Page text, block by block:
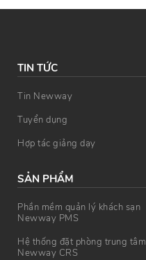
TIN TỨC
Tin Newway
Tuyển dụng
Hợp tác giảng dạy
SẢN PHẨM
Phần mềm quản lý khách sạn
Newway PMS
Hệ thống đặt phòng trung tâm
Newway CRS